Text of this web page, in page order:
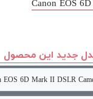
Canon EOS
جدید این محصول
EOS 6D Mark II DSLR